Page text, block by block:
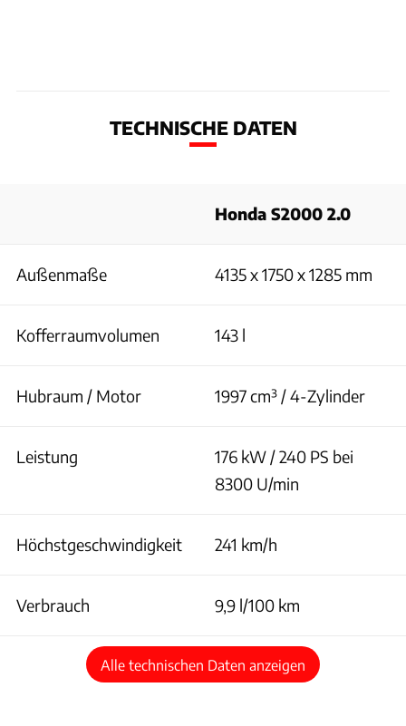
TECHNISCHE DATEN
Honda S2000 2.0
Außenmaße 4135 x 1750 x 1285 mm
Kofferraumvolumen 143 l
Hubraum / Motor 1997 cm³ / 4-Zylinder
Leistung
176 kW / 240 PS bei
8300 U/min
Höchstgeschwindigkeit 241 km/h
Verbrauch 9,9 l/100 km
Alle technischen Daten anzeigen